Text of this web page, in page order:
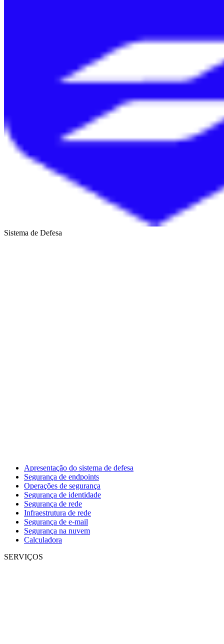
Sistema de Defesa
Apresentação do sistema de defesa
Segurança de endpoints
Operações de segurança
Segurança de identidade
Segurança de rede
Infraestrutura de rede
Segurança de e-mail
Segurança na nuvem
Calculadora
SERVIÇOS